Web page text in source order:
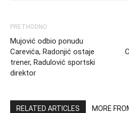
PRETHODNO
Mujović odbio ponudu
Carevića, Radonjić ostaje
trener, Radulović sportski
direktor
RELATED ARTICLES MORE